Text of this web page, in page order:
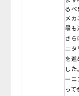
るべ
メカ
最も
さら
ニタ
を進
した
ーニ
って